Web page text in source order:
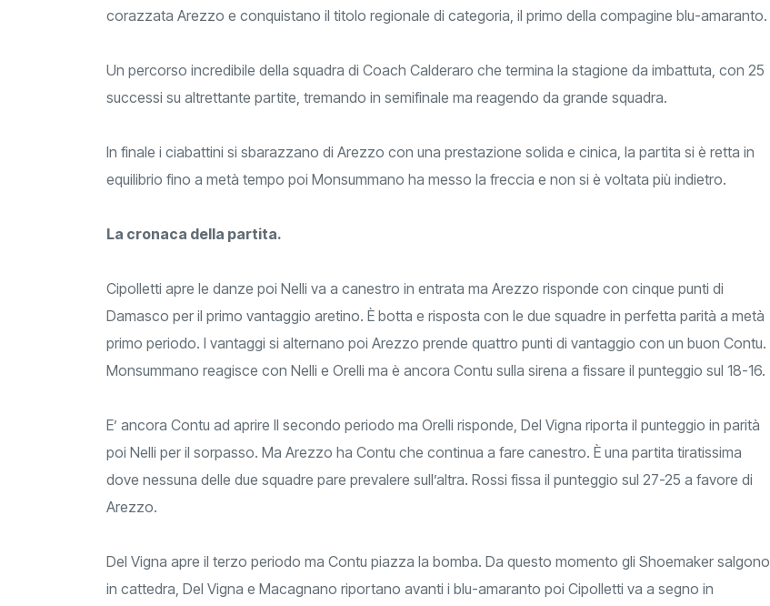
corazzata Arezzo e conquistano il titolo regionale di categoria, il primo della compagine blu-amaranto.
Un percorso incredibile della squadra di Coach Calderaro che termina la stagione da imbattuta, con 25
successi su altrettante partite, tremando in semifinale ma reagendo da grande squadra.
In finale i ciabattini si sbarazzano di Arezzo con una prestazione solida e cinica, la partita si è retta in
equilibrio fino a metà tempo poi Monsummano ha messo la freccia e non si è voltata più indietro.
La cronaca della partita.
Cipolletti apre le danze poi Nelli va a canestro in entrata ma Arezzo risponde con cinque punti di
Damasco per il primo vantaggio aretino. È botta e risposta con le due squadre in perfetta parità a metà
primo periodo. I vantaggi si alternano poi Arezzo prende quattro punti di vantaggio con un buon Contu.
Monsummano reagisce con Nelli e Orelli ma è ancora Contu sulla sirena a fissare il punteggio sul 18-16.
E’ ancora Contu ad aprire Il secondo periodo ma Orelli risponde, Del Vigna riporta il punteggio in parità
poi Nelli per il sorpasso. Ma Arezzo ha Contu che continua a fare canestro. È una partita tiratissima
dove nessuna delle due squadre pare prevalere sull’altra. Rossi fissa il punteggio sul 27-25 a favore di
Arezzo.
Del Vigna apre il terzo periodo ma Contu piazza la bomba. Da questo momento gli Shoemaker salgono
in cattedra, Del Vigna e Macagnano riportano avanti i blu-amaranto poi Cipolletti va a segno in